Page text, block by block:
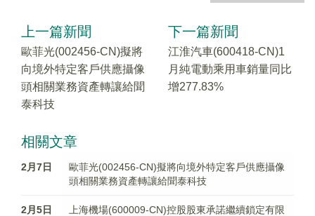
上一篇新聞
歐菲光(002456-CN)擬將
向境外特定客戶供應攝像
頭相關業務資產轉讓給聞
泰科技
下一篇新聞
江淮汽車(600418-CN)1
月純電動乘用車銷量同比
增277.83%
相關文章
2月7日
歐菲光(002456-CN)擬將向境外特定客戶供應攝像
頭相關業務資產轉讓給聞泰科技
2月5日
上海機場(600009-CN)控股股東承諾繼續鎖定有限